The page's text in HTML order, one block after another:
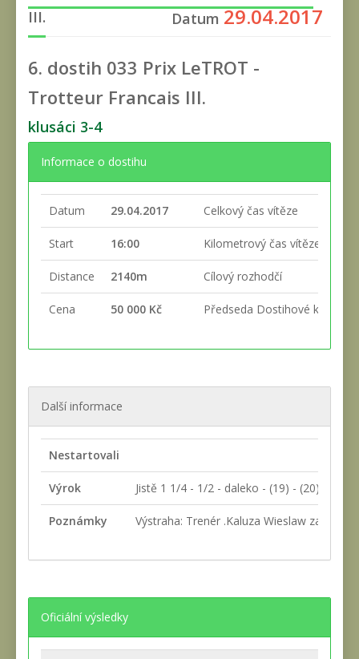
III.
Datum 29.04.2017
6. dostih 033 Prix LeTROT -
Trotteur Francais III.
klusáci 3-4
Informace o dostihu
Datum 29.04.2017 Celkový čas vítěze
Start 16:00 Kilometrový čas vítěze
Distance 2140m Cílový rozhodčí
Cena 50 000 Kč Předseda Dostihové komise
Další informace
Nestartovali
Výrok Jistě 1 1/4 - 1/2 - daleko - (19) - (20) - (16)
Poznámky Výstraha: Trenér .Kaluza Wieslaw za
Oficiální výsledky